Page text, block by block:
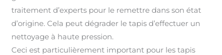
traitement d’experts pour le remettre dans son état
d’origine. Cela peut dégrader le tapis d’effectuer un
nettoyage à haute pression.
Ceci est particulièrement important pour les tapis